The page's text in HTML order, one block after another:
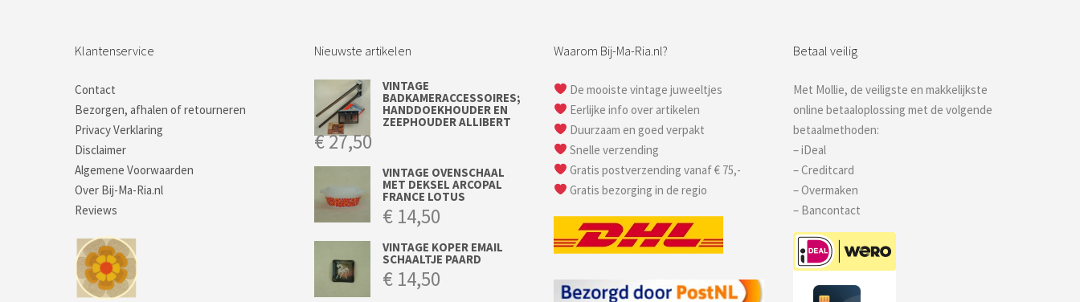
Klantenservice
Contact
Bezorgen, afhalen of retourneren
Privacy Verklaring
Disclaimer
Algemene Voorwaarden
Over Bij-Ma-Ria.nl
Reviews
Nieuwste artikelen
VINTAGE
BADKAMERACCESSOIRES;
HANDDOEKHOUDER EN
ZEEPHOUDER ALLIBERT
€27,50
VINTAGE OVENSCHAAL
MET DEKSEL ARCOPAL
FRANCE LOTUS
€ 14,50
VINTAGE KOPER EMAIL
SCHAALTJE PAARD
€ 14,50
Waarom Bij-Ma-Ria.nl?
De mooiste vintage juweeltjes
Eerlijke info over artikelen
Duurzaam en goed verpakt
Snelle verzending
Gratis postverzending vanaf € 75,-
Gratis bezorging in de regio
Betaal veilig
Met Mollie, de veiligste en makkelijkste
online betaaloplossing met de volgende
betaalmethoden:
– iDeal
– Creditcard
– Overmaken
– Bancontact